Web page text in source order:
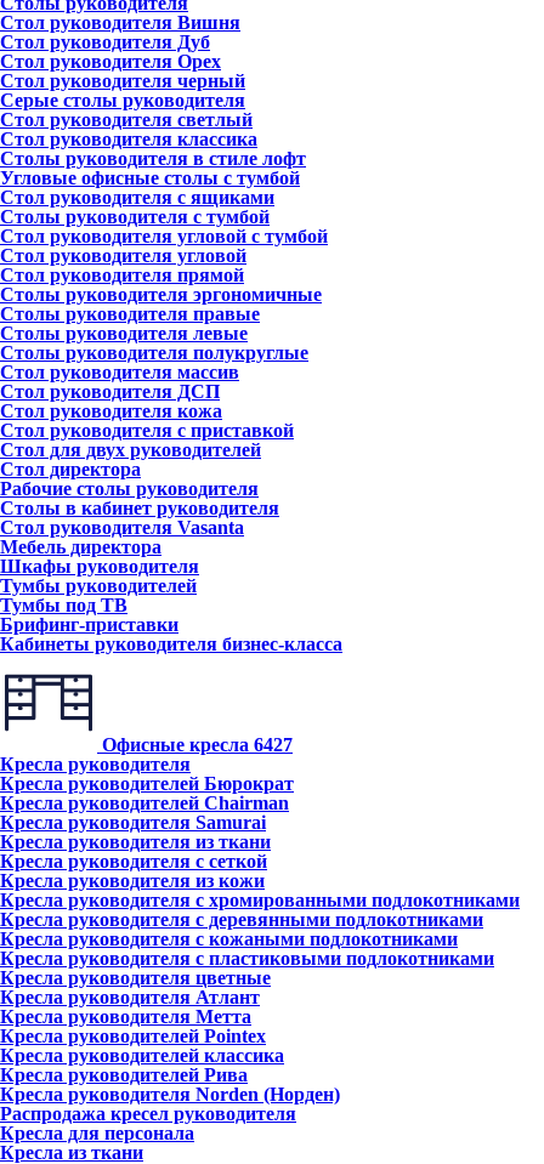
Стол руководителя Вишня
Стол руководителя Дуб
Стол руководителя Орех
Стол руководителя черный
Серые столы руководителя
Стол руководителя светлый
Стол руководителя классика
Столы руководителя в стиле лофт
Угловые офисные столы с тумбой
Стол руководителя с ящиками
Столы руководителя с тумбой
Стол руководителя угловой с тумбой
Стол руководителя угловой
Стол руководителя прямой
Столы руководителя эргономичные
Столы руководителя правые
Столы руководителя левые
Столы руководителя полукруглые
Стол руководителя массив
Стол руководителя ДСП
Стол руководителя кожа
Стол руководителя с приставкой
Стол для двух руководителей
Стол директора
Рабочие столы руководителя
Столы в кабинет руководителя
Стол руководителя Vasanta
Мебель директора
Шкафы руководителя
Тумбы руководителей
Тумбы под ТВ
Брифинг-приставки
Кабинеты руководителя бизнес-класса
Офисные кресла 6427
Кресла руководителя
Кресла руководителей Бюрократ
Кресла руководителей Chairman
Кресла руководителя Samurai
Кресла руководителя из ткани
Кресла руководителя с сеткой
Кресла руководителя из кожи
Кресла руководителя с хромированными подлокотниками
Кресла руководителя с деревянными подлокотниками
Кресла руководителя с кожаными подлокотниками
Кресла руководителя с пластиковыми подлокотниками
Кресла руководителя цветные
Кресла руководителя Атлант
Кресла рyководителя Метта
Кресла руководителей Pointex
Кресла руководителей классика
Кресла руководителей Рива
Кресла руководителя Norden (Норден)
Распродажа кресел руководителя
Кресла для персонала
Кресла из ткани